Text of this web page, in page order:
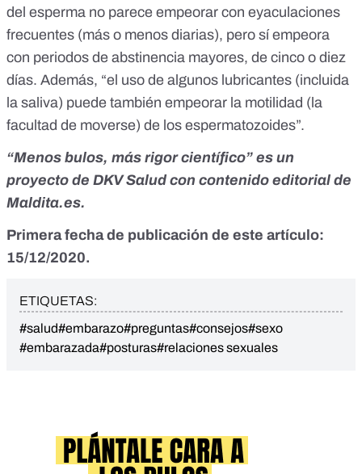
del esperma no parece empeorar con eyaculaciones
frecuentes (más o menos diarias), pero sí empeora
con periodos de abstinencia mayores, de cinco o diez
días. Además, “el uso de algunos lubricantes (incluida
la saliva) puede también empeorar la motilidad (la
facultad de moverse) de los espermatozoides”.
“Menos bulos, más rigor científico” es un
proyecto de DKV Salud con contenido editorial de
Maldita.es.
Primera fecha de publicación de este artículo:
15/12/2020.
ETIQUETAS:
#salud#embarazo#preguntas#consejos#sexo
#embarazada#posturas#relaciones sexuales